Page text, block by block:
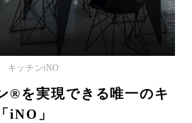
キッチンiNO
®を実現できる唯一のキ
iNO」